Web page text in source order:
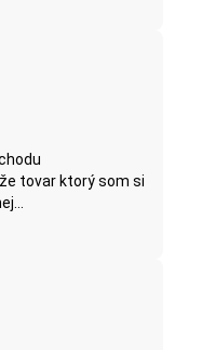
tovar ktorý som si